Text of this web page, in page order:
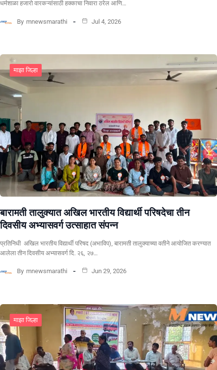
धर्मशाळा हजारो वारकऱ्यांसाठी हक्काचा निवारा ठरेल आणि…
By mnewsmarathi Jul 4, 2026
माझा जिल्हा
बारामती तालुक्यात अखिल भारतीय विद्यार्थी परिषदेचा तीन
दिवसीय अभ्यासवर्ग उत्साहात संपन्न
प्रतिनिधी अखिल भारतीय विद्यार्थी परिषद (अभाविप), बारामती तालुक्याच्या वतीने आयोजित करण्यात
आलेला तीन दिवसीय अभ्यासवर्ग दि. २६, २७…
By mnewsmarathi Jun 29, 2026
माझा जिल्हा